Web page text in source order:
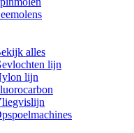
alles
lijn
lijn